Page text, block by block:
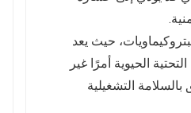
حيث يعد
الحيوية أمرًا غير
بالسلامة التشغيلية